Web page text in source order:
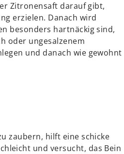
Zitronensaft darauf gibt,
erzielen. Danach wird
besonders hartnäckig sind,
oder ungesalzenem
und danach wie gewohnt
zaubern, hilft eine schicke
und versucht, das Bein